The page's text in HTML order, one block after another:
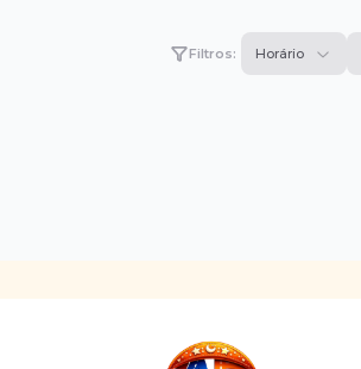
Filtros: Horário